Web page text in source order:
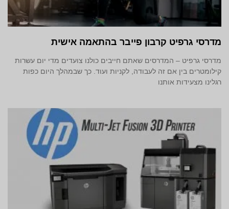
מדרסי גרפיט קרבון פייבר בהתאמה אישית
מדרסי גרפיט – המדרסים שאתם חייבים כולנו צועדים מדי יום עשרות
קילומטרים בין אם זה לעבודה, לקניות ועוד. כך שבמהלך היום כפות
רגלינו מצעידות אותנו